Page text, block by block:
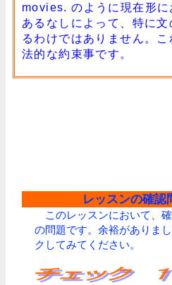
movies. のように現在形に
あるなしによって、特に文
るわけではありません。こ
法的な約束事です。
レッスンの確認
このレッスンにおいて、
の問題です。余裕がありま
クしてみてください。